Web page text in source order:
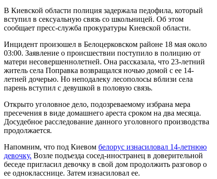
В Киевской области полиция задержала педофила, который
вступил в сексуальную связь со школьницей. Об этом
сообщает пресс-служба прокуратуры Киевской области.
Инцидент произошел в Белоцерковском районе 18 мая около
03:00. Заявление о происшествии поступило в полицию от
матери несовершеннолетней. Она рассказала, что 23-летний
житель села Поправка возвращался ночью домой с ее 14-
летней дочерью. Но неподалеку лесополосы вблизи села
парень вступил с девушкой в половую связь.
Открыто уголовное дело, подозреваемому избрана мера
пресечения в виде домашнего ареста сроком на два месяца.
Досудебное расследование данного уголовного производства
продолжается.
Напомним, что под Киевом белорус изнасиловал 14-летнюю
девочку. Возле подъезда сосед-иностранец в доверительной
беседе пригласил девочку в свой дом продолжить разговор о
ее однокласснице. Затем изнасиловал ее.